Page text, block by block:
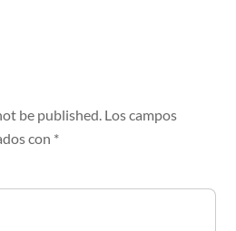
be published. Los campos
con *